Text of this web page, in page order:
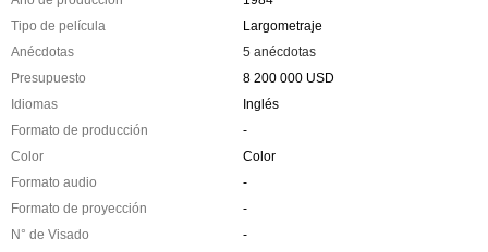
Tipo de película
Largometraje
Anécdotas
5 anécdotas
Presupuesto
8 200 000 USD
Idiomas
Inglés
Formato de producción
-
Color
Color
Formato audio
-
Formato de proyección
-
N° de Visado
-